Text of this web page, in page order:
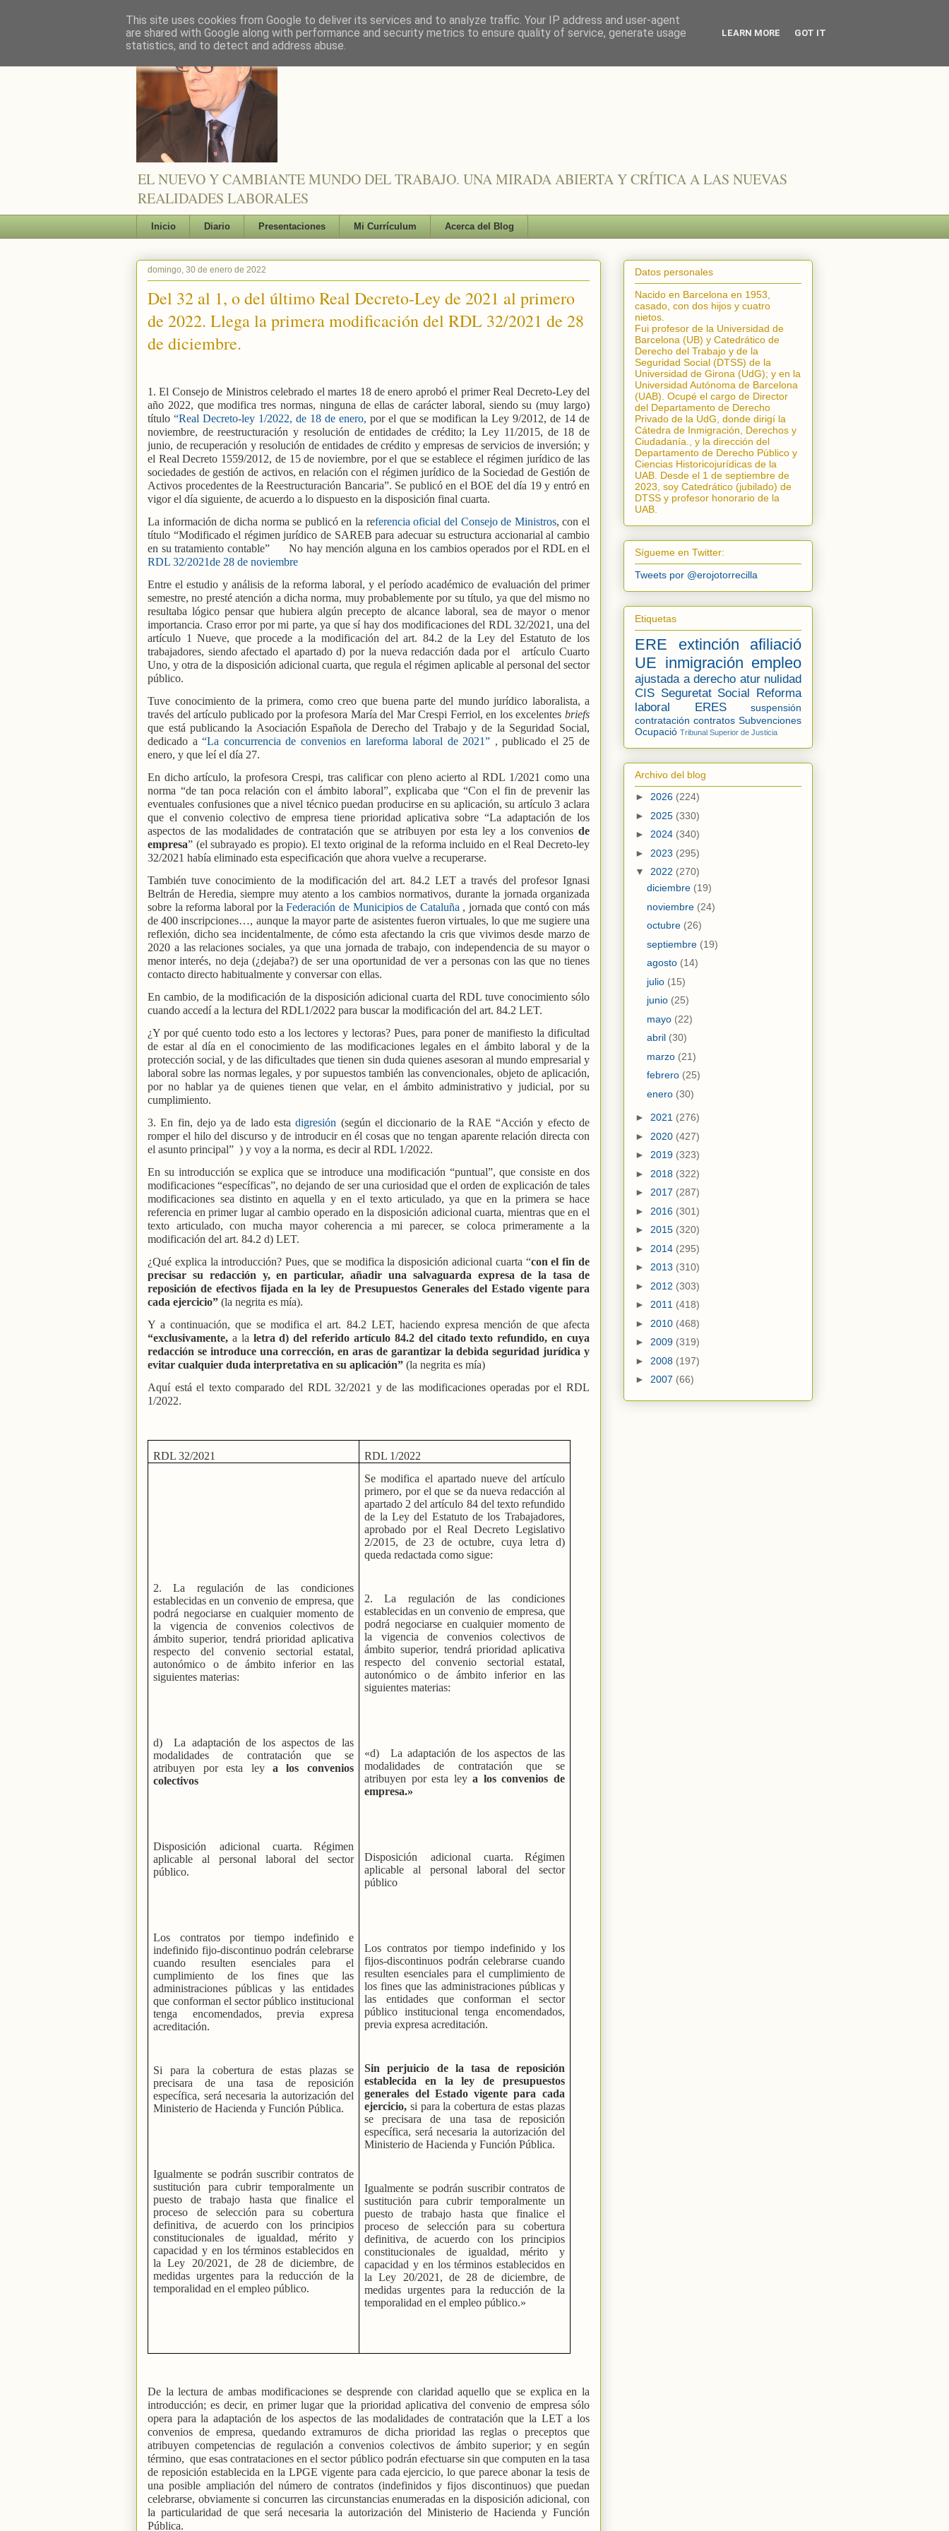
EL NUEVO Y CAMBIANTE MUNDO DEL TRABAJO. UNA MIRADA ABIERTA Y CRÍTICA A LAS NUEVAS
REALIDADES LABORALES
Inicio Diario Presentaciones Mi Currículum Acerca del Blog
domingo, 30 de enero de 2022
Del 32 al 1, o del último Real Decreto-Ley de 2021 al primero
de 2022. Llega la primera modificación del RDL 32/2021 de 28
de diciembre.
1. El Consejo de Ministros celebrado el martes 18 de enero aprobó el primer Real Decreto-Ley del
año 2022, que modifica tres normas, ninguna de ellas de carácter laboral, siendo su (muy largo)
título “Real Decreto-ley 1/2022, de 18 de enero, por el que se modifican la Ley 9/2012, de 14 de
noviembre, de reestructuración y resolución de entidades de crédito; la Ley 11/2015, de 18 de
junio, de recuperación y resolución de entidades de crédito y empresas de servicios de inversión; y
el Real Decreto 1559/2012, de 15 de noviembre, por el que se establece el régimen jurídico de las
sociedades de gestión de activos, en relación con el régimen jurídico de la Sociedad de Gestión de
Activos procedentes de la Reestructuración Bancaria”. Se publicó en el BOE del día 19 y entró en
vigor el día siguiente, de acuerdo a lo dispuesto en la disposición final cuarta.
La información de dicha norma se publicó en la referencia oficial del Consejo de Ministros, con el
título “Modificado el régimen jurídico de SAREB para adecuar su estructura accionarial al cambio
en su tratamiento contable”
No hay mención alguna en los cambios operados por el RDL en el
RDL 32/2021de 28 de noviembre
Entre el estudio y análisis de la reforma laboral, y el período académico de evaluación del primer
semestre, no presté atención a dicha norma, muy probablemente por su título, ya que del mismo no
resultaba lógico pensar que hubiera algún precepto de alcance laboral, sea de mayor o menor
importancia. Craso error por mi parte, ya que sí hay dos modificaciones del RDL 32/2021, una del
artículo 1 Nueve, que procede a la modificación del art. 84.2 de la Ley del Estatuto de los
trabajadores, siendo afectado el apartado d) por la nueva redacción dada por el
artículo Cuarto
Uno, y otra de la disposición adicional cuarta, que regula el régimen aplicable al personal del sector
público.
Tuve conocimiento de la primera, como creo que buena parte del mundo jurídico laboralista, a
través del artículo publicado por la profesora María del Mar Crespi Ferriol, en los excelentes briefs
que está publicando la Asociación Española de Derecho del Trabajo y de la Seguridad Social,
dedicado a“La concurrencia de convenios en lareforma laboral de 2021” , publicado el 25 de
enero, y que leí el día 27.
En dicho artículo, la profesora Crespi, tras calificar con pleno acierto al RDL 1/2021 como una
norma “de tan poca relación con el ámbito laboral”, explicaba que “Con el fin de prevenir las
eventuales confusiones que a nivel técnico puedan producirse en su aplicación, su artículo 3 aclara
que el convenio colectivo de empresa tiene prioridad aplicativa sobre “La adaptación de los
aspectos de las modalidades de contratación que se atribuyen por esta ley a los convenios de
empresa” (el subrayado es propio). El texto original de la reforma incluido en el Real Decreto-ley
32/2021 había eliminado esta especificación que ahora vuelve a recuperarse.
También tuve conocimiento de la modificación del art. 84.2 LET a través del profesor Ignasi
Beltrán de Heredia, siempre muy atento a los cambios normativos, durante la jornada organizada
sobre la reforma laboral por laFederación de Municipios de Cataluña , jornada que contó con más
de 400 inscripciones…, aunque la mayor parte de asistentes fueron virtuales, lo que me sugiere una
reflexión, dicho sea incidentalmente, de cómo esta afectando la cris que vivimos desde marzo de
2020 a las relaciones sociales, ya que una jornada de trabajo, con independencia de su mayor o
menor interés, no deja (¿dejaba?) de ser una oportunidad de ver a personas con las que no tienes
contacto directo habitualmente y conversar con ellas.
En cambio, de la modificación de la disposición adicional cuarta del RDL tuve conocimiento sólo
cuando accedí a la lectura del RDL1/2022 para buscar la modificación del art. 84.2 LET.
¿Y por qué cuento todo esto a los lectores y lectoras? Pues, para poner de manifiesto la dificultad
de estar al día en el conocimiento de las modificaciones legales en el ámbito laboral y de la
protección social, y de las dificultades que tienen sin duda quienes asesoran al mundo empresarial y
laboral sobre las normas legales, y por supuestos también las convencionales, objeto de aplicación,
por no hablar ya de quienes tienen que velar, en el ámbito administrativo y judicial, por su
cumplimiento.
3. En fin, dejo ya de lado estadigresión (según el diccionario de la RAE “Acción y efecto de
romper el hilo del discurso y de introducir en él cosas que no tengan aparente relación directa con
el asunto principal” ) y voy a la norma, es decir al RDL 1/2022.
En su introducción se explica que se introduce una modificación “puntual”, que consiste en dos
modificaciones “específicas”, no dejando de ser una curiosidad que el orden de explicación de tales
modificaciones sea distinto en aquella y en el texto articulado, ya que en la primera se hace
referencia en primer lugar al cambio operado en la disposición adicional cuarta, mientras que en el
texto articulado, con mucha mayor coherencia a mi parecer, se coloca primeramente a la
modificación del art. 84.2 d) LET.
¿Qué explica la introducción? Pues, que se modifica la disposición adicional cuarta “con el fin de
precisar su redacción y, en particular, añadir una salvaguarda expresa de la tasa de
reposición de efectivos fijada en la ley de Presupuestos Generales del Estado vigente para
cada ejercicio” (la negrita es mía).
Y a continuación, que se modifica el art. 84.2 LET, haciendo expresa mención de que afecta
“exclusivamente, a la letra d) del referido artículo 84.2 del citado texto refundido, en cuya
redacción se introduce una corrección, en aras de garantizar la debida seguridad jurídica y
evitar cualquier duda interpretativa en su aplicación” (la negrita es mía)
Aquí está el texto comparado del RDL 32/2021 y de las modificaciones operadas por el RDL
1/2022.
RDL 32/2021 RDL 1/2022
2. La regulación de las condiciones
establecidas en un convenio de empresa, que
podrá negociarse en cualquier momento de
la vigencia de convenios colectivos de
ámbito superior, tendrá prioridad aplicativa
respecto del convenio sectorial estatal,
autonómico o de ámbito inferior en las
siguientes materias:
d) La adaptación de los aspectos de las
modalidades de contratación que se
atribuyen por esta ley a los convenios
colectivos
Disposición adicional cuarta. Régimen
aplicable al personal laboral del sector
público.
Los contratos por tiempo indefinido e
indefinido fijo-discontinuo podrán celebrarse
cuando resulten esenciales para el
cumplimiento de los fines que las
administraciones públicas y las entidades
que conforman el sector público institucional
tenga encomendados, previa expresa
acreditación.
Si para la cobertura de estas plazas se
precisara de una tasa de reposición
específica, será necesaria la autorización del
Ministerio de Hacienda y Función Pública.
Igualmente se podrán suscribir contratos de
sustitución para cubrir temporalmente un
puesto de trabajo hasta que finalice el
proceso de selección para su cobertura
definitiva, de acuerdo con los principios
constitucionales de igualdad, mérito y
capacidad y en los términos establecidos en
la Ley 20/2021, de 28 de diciembre, de
medidas urgentes para la reducción de la
temporalidad en el empleo público.
Se modifica el apartado nueve del artículo
primero, por el que se da nueva redacción al
apartado 2 del artículo 84 del texto refundido
de la Ley del Estatuto de los Trabajadores,
aprobado por el Real Decreto Legislativo
2/2015, de 23 de octubre, cuya letra d)
queda redactada como sigue:
2. La regulación de las condiciones
establecidas en un convenio de empresa, que
podrá negociarse en cualquier momento de
la vigencia de convenios colectivos de
ámbito superior, tendrá prioridad aplicativa
respecto del convenio sectorial estatal,
autonómico o de ámbito inferior en las
siguientes materias:
«d) La adaptación de los aspectos de las
modalidades de contratación que se
atribuyen por esta leya los convenios de
empresa.»
Disposición adicional cuarta. Régimen
aplicable al personal laboral del sector
público
Los contratos por tiempo indefinido y los
fijos-discontinuos podrán celebrarse cuando
resulten esenciales para el cumplimiento de
los fines que las administraciones públicas y
las entidades que conforman el sector
público institucional tenga encomendados,
previa expresa acreditación.
Sin perjuicio de la tasa de reposición
establecida en la ley de presupuestos
generales del Estado vigente para cada
ejercicio, si para la cobertura de estas plazas
se precisara de una tasa de reposición
específica, será necesaria la autorización del
Ministerio de Hacienda y Función Pública.
Igualmente se podrán suscribir contratos de
sustitución para cubrir temporalmente un
puesto de trabajo hasta que finalice el
proceso de selección para su cobertura
definitiva, de acuerdo con los principios
constitucionales de igualdad, mérito y
capacidad y en los términos establecidos en
la Ley 20/2021, de 28 de diciembre, de
medidas urgentes para la reducción de la
temporalidad en el empleo público.»
De la lectura de ambas modificaciones se desprende con claridad aquello que se explica en la
introducción; es decir, en primer lugar que la prioridad aplicativa del convenio de empresa sólo
opera para la adaptación de los aspectos de las modalidades de contratación que la LET a los
convenios de empresa, quedando extramuros de dicha prioridad las reglas o preceptos que
atribuyen competencias de regulación a convenios colectivos de ámbito superior; y en según
término, que esas contrataciones en el sector público podrán efectuarse sin que computen en la tasa
de reposición establecida en la LPGE vigente para cada ejercicio, lo que parece abonar la tesis de
una posible ampliación del número de contratos (indefinidos y fijos discontinuos) que puedan
celebrarse, obviamente si concurren las circunstancias enumeradas en la disposición adicional, con
la particularidad de que será necesaria la autorización del Ministerio de Hacienda y Función
Pública.
Datos personales
Nacido en Barcelona en 1953,
casado, con dos hijos y cuatro
nietos.
Fui profesor de la Universidad de
Barcelona (UB) y Catedrático de
Derecho del Trabajo y de la
Seguridad Social (DTSS) de la
Universidad de Girona (UdG); y en la
Universidad Autónoma de Barcelona
(UAB). Ocupé el cargo de Director
del Departamento de Derecho
Privado de la UdG, donde dirigí la
Cátedra de Inmigración, Derechos y
Ciudadanía.
, y la dirección del
Departamento de Derecho Público y
Ciencias Historicojurídicas de la
UAB. Desde el 1 de septiembre de
2023, soy Catedrático (jubilado) de
DTSS y profesor honorario de la
UAB.
Sígueme en Twitter:
Tweets por @erojotorrecilla
Etiquetas
ERE extinción
afiliació
UE inmigración empleo
ajustada a derecho atur nulidad
CIS Seguretat Social Reforma
laboral
ERES
suspensión
contratación contratos Subvenciones
Ocupació Tribunal Superior de Justicia
Archivo del blog
► 2026 (224)
► 2025 (330)
► 2024 (340)
► 2023 (295)
▼ 2022 (270)
diciembre (19)
noviembre (24)
octubre (26)
septiembre (19)
agosto (14)
julio (15)
junio (25)
mayo (22)
abril (30)
marzo (21)
febrero (25)
enero (30)
► 2021 (276)
► 2020 (427)
► 2019 (323)
► 2018 (322)
► 2017 (287)
► 2016 (301)
► 2015 (320)
► 2014 (295)
► 2013 (310)
► 2012 (303)
► 2011 (418)
► 2010 (468)
► 2009 (319)
► 2008 (197)
► 2007 (66)
This site uses cookies from Google to deliver its services and to analyze traffic. Your IP address and user-agent
are shared with Google along with performance and security metrics to ensure quality of service, generate usage
statistics, and to detect and address abuse.
LEARN MORE GOT IT